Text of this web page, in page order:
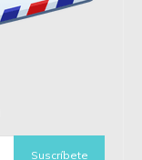
Suscríbete